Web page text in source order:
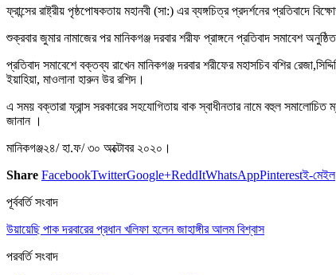
ফ্রান্সের রাষ্ট্রীয় পৃষ্ঠপোষকতায় মহানবী (সা:) এর ব্যঙ্গচিত্র প্রদর্শনের প্রতিবাদে
শুক্রবার জুমার নামাজের পর মানিকগঞ্জ দরবার শরীফ প্রাঙ্গনে প্রতিবাদ সমাবেশ
প্রতিবাদ সমাবেশে বক্তব্য রাখেন মানিকগঞ্জ দরবার শরীফের মহাসচিব বশির
ইয়াহিয়া, মাওলানা হারুন উর রশিদ।
এ সময় বক্তারা ফ্রান্স সরকারের সহযোগিতায় বাক স্বাধীনতার নামে বহুল সমালোচিত
জানান ।
মানিকগঞ্জ২৪/ হা.ফ/ ৩০ অক্টোবর ২০২০।
Share FacebookTwitterGoogle+ReddItWhatsAppPinterestই-মেইল
পূর্ববর্তি সংবাদ
উয়ায়েছি পাক দরবারের প্রধান খলিফা হলেন জাহাঙ্গীর আলম বিশ্বাস
পরবর্তি সংবাদ